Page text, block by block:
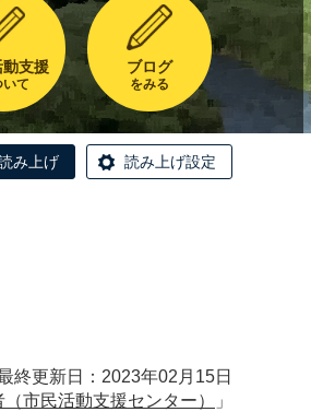
動支援
いて
ブログ
をみる
み上げ 読み上げ設定
更新日：2023年02月15日
市民活動支援センター） 」